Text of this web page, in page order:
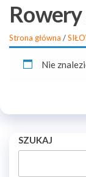
Strona główna /
Nie
SZUKAJ